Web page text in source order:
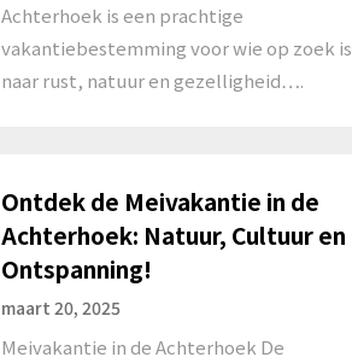
Achterhoek is een prachtige
vakantiebestemming voor wie op zoek is
naar rust, natuur en gezelligheid….
Ontdek de Meivakantie in de
Achterhoek: Natuur, Cultuur en
Ontspanning!
maart 20, 2025
Meivakantie in de Achterhoek De